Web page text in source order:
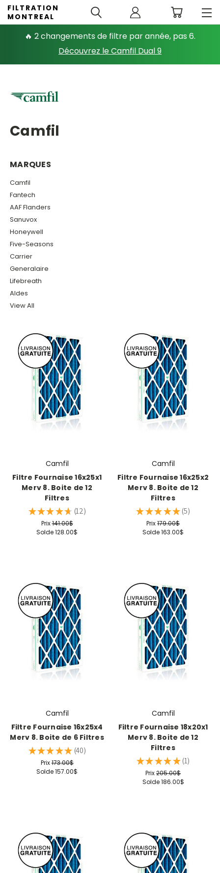
🔥 2 changements de filtre par année, pas 6.
Découvrez le Camfil Dual 9
FILTRATION
MONTREAL
Camfil
MARQUES
Camfil
Fantech
AAF Flanders
Sanuvox
Honeywell
Five-Seasons
Carrier
Generalaire
Lifebreath
Aldes
View All
Camfil
Filtre Fournaise 16x25x1
Merv 8. Boite de 12
Filtres
★ ★ ★ ★ ★ 12
12
Prix141.00$
Solde128.00$
Camfil
Filtre Fournaise 16x25x2
Merv 8. Boite de 12
Filtres
★ ★ ★ ★ ★ 5
5
Prix179.00$
Solde163.00$
Camfil
Filtre Fournaise 16x25x4
Merv 8. Boite de 6 Filtres
★ ★ ★ ★ ★ 40
40
Prix173.00$
Solde157.00$
Camfil
Filtre Fournaise 18x20x1
Merv 8. Boite de 12
Filtres
★ ★ ★ ★ ★ 1
1
Prix205.00$
Solde186.00$